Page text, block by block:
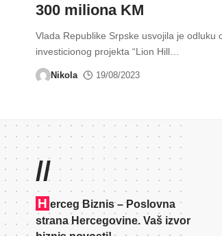
300 miliona KM
Vlada Republike Srpske usvojila je odluku
investicionog projekta “Lion Hill
Nikola 19/08/2023
//
H erceg Biznis – Poslovna
strana Hercegovine. Vaš izvor